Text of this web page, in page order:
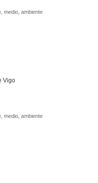
medio, ambiente
Vigo
medio, ambiente